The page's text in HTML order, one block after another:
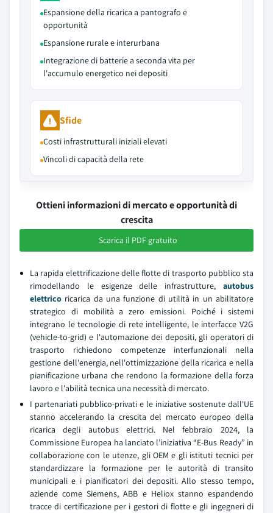
Espansione della ricarica a pantografo e
opportunità
Espansione rurale e interurbana
Integrazione di batterie a seconda vita per
l'accumulo energetico nei depositi
Sfide
Costi infrastrutturali iniziali elevati
Vincoli di capacità della rete
Ottieni informazioni di mercato e opportunità di
crescita
Scarica il PDF gratuito
La rapida elettrificazione delle flotte di trasporto pubblico sta
rimodellando le esigenze delle infrastrutture, autobus
elettrico ricarica da una funzione di utilità in un abilitatore
strategico di mobilità a zero emissioni. Poiché i sistemi
integrano le tecnologie di rete intelligente, le interfacce V2G
(vehicle-to-grid) e l'automazione dei depositi, gli operatori di
trasporto richiedono competenze interfunzionali nella
gestione dell'energia, nell'ottimizzazione della ricarica e nella
pianificazione urbana che rendono la formazione della forza
lavoro e l'abilità tecnica una necessità di mercato.
I partenariati pubblico-privati e le iniziative sostenute dall'UE
stanno accelerando la crescita del mercato europeo della
ricarica degli autobus elettrici. Nel febbraio 2024, la
Commissione Europea ha lanciato l’iniziativa “E-Bus Ready” in
collaborazione con le utenze, gli OEM e gli istituti tecnici per
standardizzare la formazione per le autorità di transito
municipali e i pianificatori dei depositi. Allo stesso tempo,
aziende come Siemens, ABB e Heliox stanno espandendo
tracce di certificazione per i gestori di flotte e gli ingegneri di